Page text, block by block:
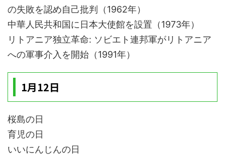
の失敗を認め自己批判（1962年）
中華人民共和国に日本大使館を設置（1973年）
リトアニア独立革命: ソビエト連邦軍がリトアニア
への軍事介入を開始（1991年）
1月12日
桜島の日
育児の日
いいにんじんの日